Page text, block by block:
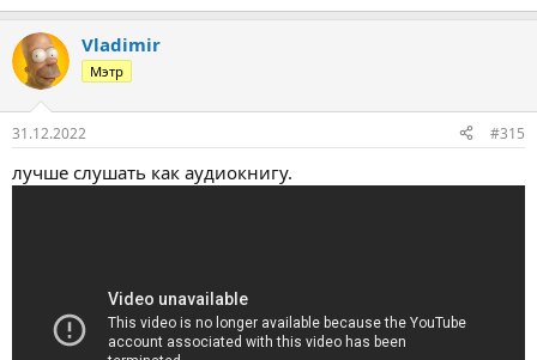
Vladimir
Мэтр
31.12.2022 #315
лучше слушать как аудиокнигу.